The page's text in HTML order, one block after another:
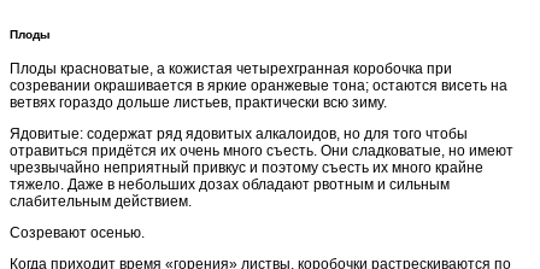
Плоды
Плоды красноватые, а кожистая четырехгранная коробочка при
созревании окрашивается в яркие оранжевые тона; остаются висеть на
ветвях гораздо дольше листьев, практически всю зиму.
Ядовитые: содержат ряд ядовитых алкалоидов, но для того чтобы
отравиться придётся их очень много съесть. Они сладковатые, но имеют
чрезвычайно неприятный привкус и поэтому съесть их много крайне
тяжело. Даже в небольших дозах обладают рвотным и сильным
слабительным действием.
Созревают осенью.
Когда приходит время «горения» листвы, коробочки растрескиваются по